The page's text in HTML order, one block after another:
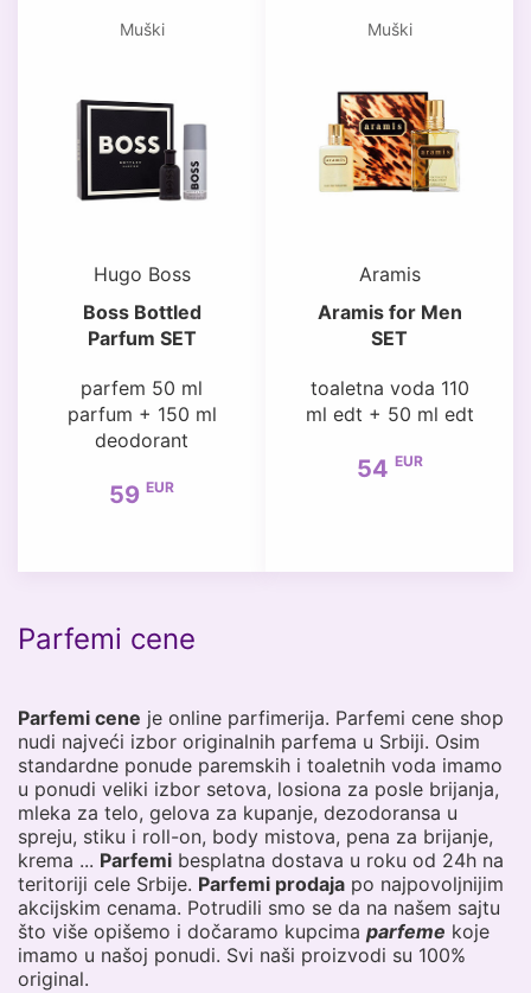
Muški
Hugo Boss
Boss Bottled
Parfum SET
parfem 50 ml
parfum + 150 ml
deodorant
59 EUR
Muški
Aramis
Aramis for Men
SET
toaletna voda 110
ml edt + 50 ml edt
54 EUR
Parfemi cene
Parfemi cene je online parfimerija. Parfemi cene shop
nudi najveći izbor originalnih parfema u Srbiji. Osim
standardne ponude paremskih i toaletnih voda imamo
u ponudi veliki izbor setova, losiona za posle brijanja,
mleka za telo, gelova za kupanje, dezodoransa u
spreju, stiku i roll-on, body mistova, pena za brijanje,
krema ... Parfemi besplatna dostava u roku od 24h na
teritoriji cele Srbije. Parfemi prodaja po najpovoljnijim
akcijskim cenama. Potrudili smo se da na našem sajtu
što više opišemo i dočaramo kupcima parfeme koje
imamo u našoj ponudi. Svi naši proizvodi su 100%
original.